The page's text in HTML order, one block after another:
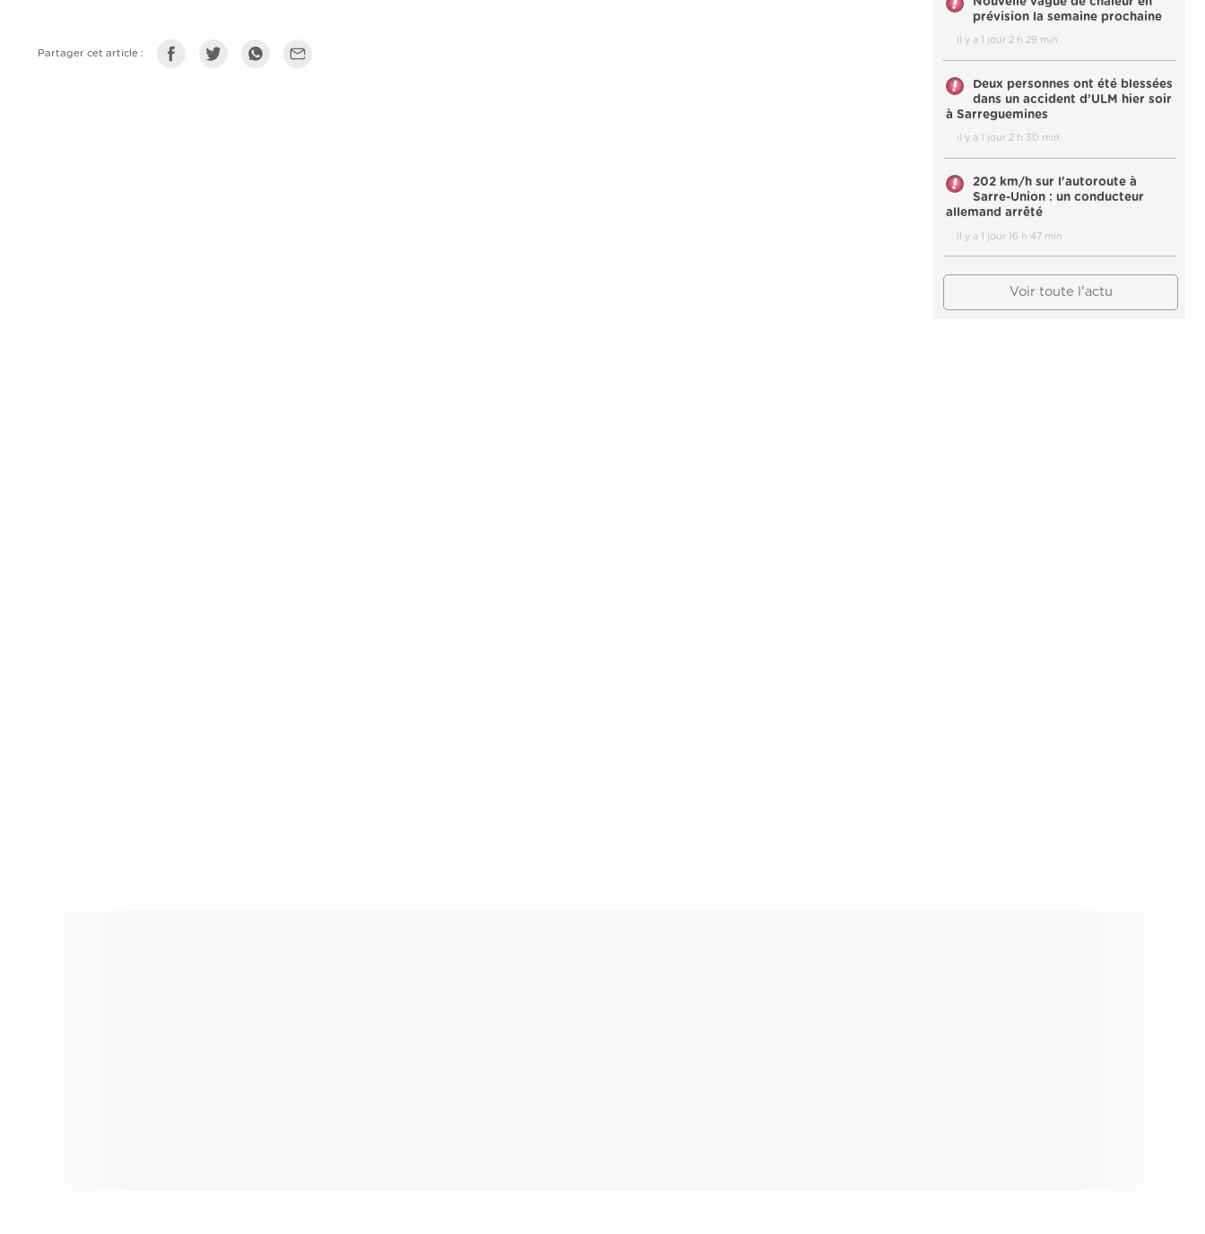
Partager cet article :
prévision la semaine prochaine
il y a 1 jour 2 h 29 min
Deux personnes ont été blessées
dans un accident d’ULM hier soir
à Sarreguemines
il y a 1 jour 2 h 30 min
202 km/h sur l'autoroute à
Sarre-Union : un conducteur
allemand arrêté
il y a 1 jour 16 h 47 min
Voir toute l'actu